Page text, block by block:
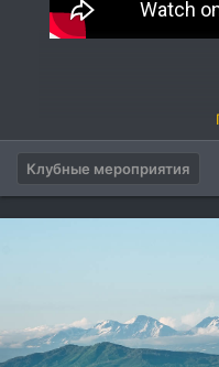
Клубные мероприятия